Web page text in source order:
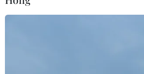
Techcom Life và cách tiếp cận mới